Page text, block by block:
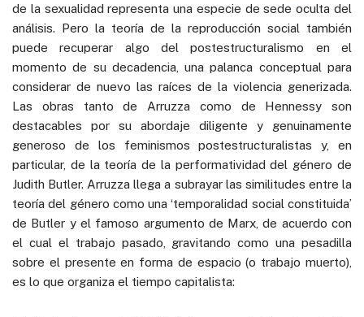
de la sexualidad representa una especie de sede oculta del
análisis. Pero la teoría de la reproducción social también
puede recuperar algo del postestructuralismo en el
momento de su decadencia, una palanca conceptual para
considerar de nuevo las raíces de la violencia generizada.
Las obras tanto de Arruzza como de Hennessy son
destacables por su abordaje diligente y genuinamente
generoso de los feminismos postestructuralistas y, en
particular, de la teoría de la performatividad del género de
Judith Butler. Arruzza llega a subrayar las similitudes entre la
teoría del género como una ‘temporalidad social constituida’
de Butler y el famoso argumento de Marx, de acuerdo con
el cual el trabajo pasado, gravitando como una pesadilla
sobre el presente en forma de espacio (o trabajo muerto),
es lo que organiza el tiempo capitalista: